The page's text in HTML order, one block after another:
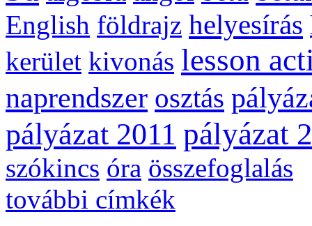
English földrajz helyesírás
kerület kivonás lesson
naprendszer osztás
pályázat 2011 pályázat
szókincs óra összefoglalás
további címkék